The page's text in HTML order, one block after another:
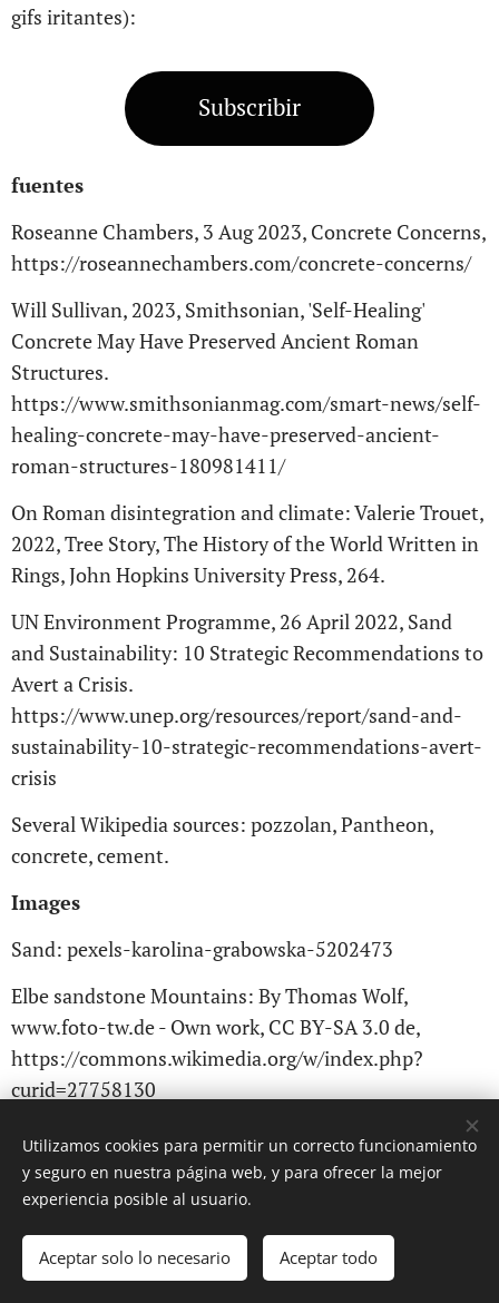
gifs iritantes):
Subscribir
fuentes
Roseanne Chambers, 3 Aug 2023, Concrete Concerns,
https://roseannechambers.com/concrete-concerns/
Will Sullivan, 2023, Smithsonian, 'Self-Healing'
Concrete May Have Preserved Ancient Roman
Structures.
https://www.smithsonianmag.com/smart-news/self-
healing-concrete-may-have-preserved-ancient-
roman-structures-180981411/
On Roman disintegration and climate: Valerie Trouet,
2022, Tree Story, The History of the World Written in
Rings, John Hopkins University Press, 264.
UN Environment Programme, 26 April 2022, Sand
and Sustainability: 10 Strategic Recommendations to
Avert a Crisis.
https://www.unep.org/resources/report/sand-and-
sustainability-10-strategic-recommendations-avert-
crisis
Several Wikipedia sources: pozzolan, Pantheon,
concrete, cement.
Images
Sand: pexels-karolina-grabowska-5202473
Elbe sandstone Mountains: By Thomas Wolf,
www.foto-tw.de - Own work, CC BY-SA 3.0 de,
https://commons.wikimedia.org/w/index.php?
curid=27758130
Solfatara crater: Peter Fabris' Illustrations for William
Hamilton's Campi Phlegraei(1776–79).
unas palabras clave: arena geologia, arena hormigon,
hormigon geologia, cemento hormigon, hormigon
impacto, que es la arena, hormigon que es, panteon
Utilizamos cookies para permitir un correcto funcionamiento
y seguro en nuestra página web, y para ofrecer la mejor
experiencia posible al usuario.
Aceptar solo lo necesario Aceptar todo